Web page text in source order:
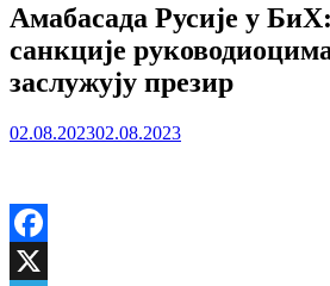
Амабасада Русије у
санкције
заслужују презир
02.08.202302.08.2023
Facebook